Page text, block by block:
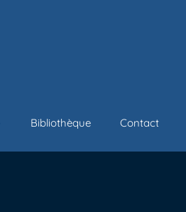
Bibliothèque Contact